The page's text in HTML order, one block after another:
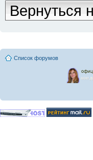
Вернуться
Список форумов